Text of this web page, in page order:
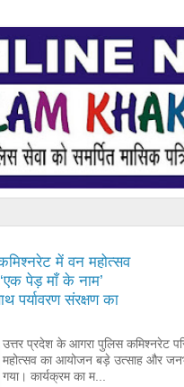
में वन महोत्सव
पेड़ माँ के नाम’
पर्यावरण संरक्षण का
उत्तर प्रदेश के आगरा पुलिस कमिश्नरेट
महोत्सव का आयोजन बड़े उत्साह और
गया। कार्यक्रम का म...